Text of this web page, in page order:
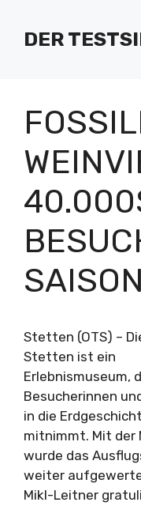
Inhalt
springen
DER
Stetten (OTS) –
Stetten ist ein
Erlebnismuseum,
Besucherinnen
in die
mitnimmt. Mit der
wurde das
weiter
Mikl-Leitner